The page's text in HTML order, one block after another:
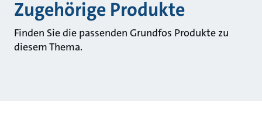
Zugehörige Produkte
Finden Sie die passenden Grundfos Produkte zu
diesem Thema.